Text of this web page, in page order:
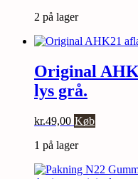
2 på lager
Original
lys grå.
kr.49,00 Køb
1 på lager